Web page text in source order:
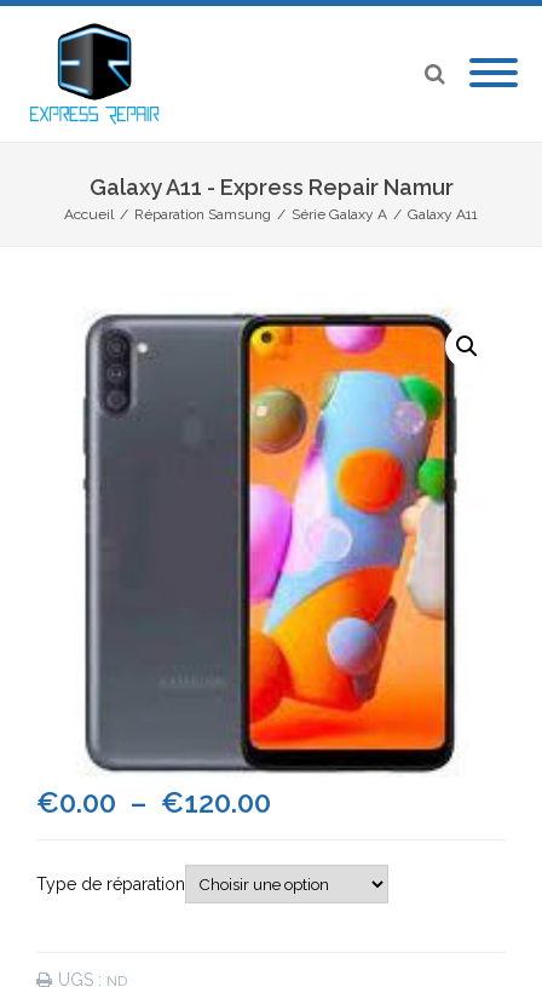
Galaxy A11 - Express Repair Namur
Accueil / Réparation Samsung / Série Galaxy A / Galaxy A11
€0.00 – €120.00
prix :
Type de réparation
UGS : ND